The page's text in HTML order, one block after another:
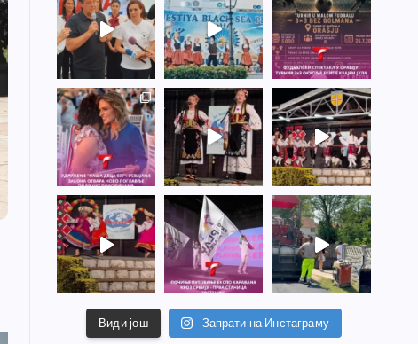
Види још Запрати на Инстаграму